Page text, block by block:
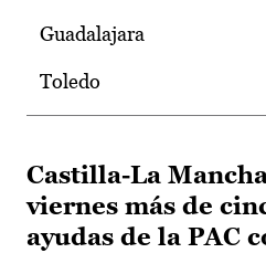
Guadalajara
Toledo
Castilla-La
viernes más de
ayudas de la PAC